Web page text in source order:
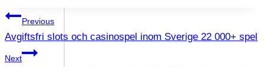
แนะแนว
เรื่อง
Previous
Avgiftsfri slots och casinospel inom Sverige 22 000+ spel
Next